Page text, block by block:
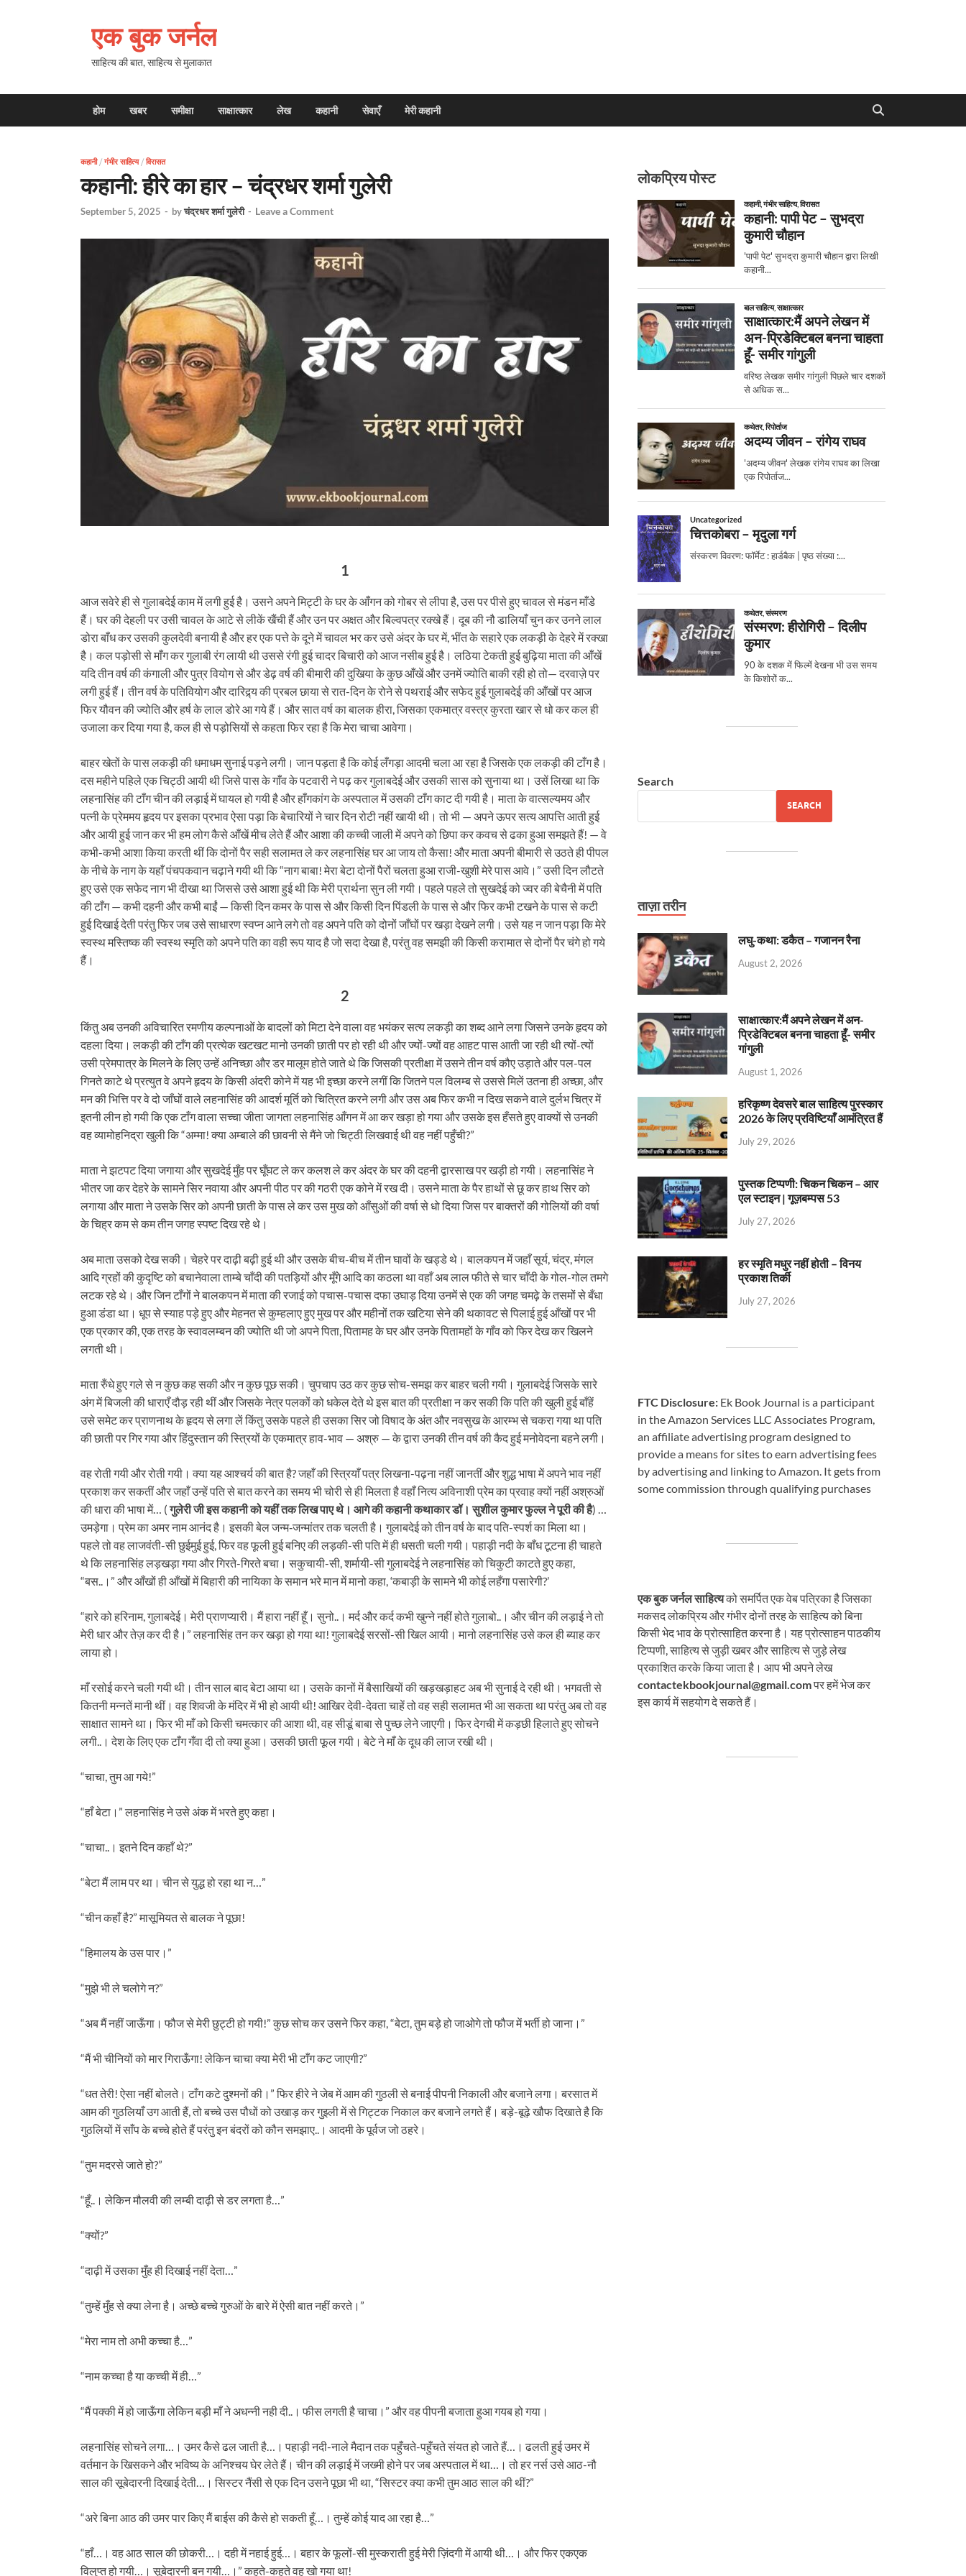
एक बुक जर्नल
साहित्य की बात, साहित्य से मुलाकात
होम खबर समीक्षा साक्षात्कार लेख कहानी सेवाएँ मेरी कहानी
कहानी/ गंभीर साहित्य/ विरासत
कहानी: हीरे का हार – चंद्रधर शर्मा गुलेरी
September 5, 2025 - byचंद्रधर शर्मा गुलेरी - Leave a Comment
1
आज सवेरे ही से गुलाबदेई काम में लगी हुई है। उसने अपने मिट्टी के घर के आँगन को गोबर से लीपा है, उस पर पीसे हुए चावल से मंडन माँडे
हैं। घर की देहली पर उसी चावल के आटे से लीकें खैंची हैं और उन पर अक्षत और बिल्‍वपत्र रक्‍खे हैं। दूब की नौ डालियाँ चुन कर उनने लाल
डोरा बाँध कर उसकी कुलदेवी बनायी है और हर एक पत्ते के दूने में चावल भर कर उसे अंदर के घर में, भींत के सहारे एक लकड़ी के देहरे में रक्‍खा
है। कल पड़ोसी से माँग कर गुलाबी रंग लायी थी उससे रंगी हुई चादर बिचारी को आज नसीब हुई है। लठिया टेकती हुई बुढ़ि‍या माता की आँखें
यदि तीन वर्ष की कंगाली और पुत्र वियोग से और डेढ़ वर्ष की बीमारी की दुखिया के कुछ आँखें और उनमें ज्‍योति बाकी रही हो तो— दरवाज़े पर
लगी हुई हैं। तीन वर्ष के पतिवियोग और दारिद्र्य की प्रबल छाया से रात-दिन के रोने से पथराई और सफेद हुई गुलाबदेई की आँखों पर आज
फिर यौवन की ज्‍योति और हर्ष के लाल डोरे आ गये हैं। और सात वर्ष का बालक हीरा, जिसका एकमात्र वस्‍त्र कुरता खार से धो कर कल ही
उजाला कर दिया गया है, कल ही से पड़ोसियों से कहता फिर रहा है कि मेरा चाचा आवेगा।
बाहर खेतों के पास लकड़ी की धमाधम सुनाई पड़ने लगी। जान पड़ता है कि कोई लँगड़ा आदमी चला आ रहा है जिसके एक लकड़ी की टाँग है।
दस महीने पहिले एक चिट्ठी आयी थी जिसे पास के गाँव के पटवारी ने पढ़ कर गुलाबदेई और उसकी सास को सुनाया था। उसें लिखा था कि
लहनासिंह की टाँग चीन की लड़ाई में घायल हो गयी है और हाँगकांग के अस्पताल में उसकी टाँग काट दी गयी है। माता के वात्‍सल्‍यमय और
पत्‍नी के प्रेममय हृदय पर इसका प्रभाव ऐसा पड़ा कि बेचारियों ने चार दिन रोटी नहीं खायी थी। तो भी — अपने ऊपर सत्‍य आपत्ति आती हुई
और आयी हुई जान कर भी हम लोग कैसे आँखें मीच लेते हैं और आशा की कच्‍ची जाली में अपने को छिपा कर कवच से ढका हुआ समझते हैं! — वे
कभी-कभी आशा किया करती थीं कि दोनों पैर सही सलामत ले कर लहनासिंह घर आ जाय तो कैसा! और माता अपनी बीमारी से उठते ही पीपल
के नीचे के नाग के यहाँ पंचपकवान चढ़ाने गयी थी कि “नाग बाबा! मेरा बेटा दोनों पैरों चलता हुआ राजी-खुशी मेरे पास आवे।” उसी दिन लौटते
हुए उसे एक सफेद नाग भी दीखा था जिससे उसे आशा हुई थी कि मेरी प्रार्थना सुन ली गयी। पहले पहले तो सुखदेई को ज्‍वर की बेचैनी में पति
की टाँग — कभी दहनी और कभी बाईं — किसी दिन कमर के पास से और किसी दिन पिंडली के पास से और फिर कभी टखने के पास से कटी
हुई दिखाई देती परंतु फिर जब उसे साधारण स्‍वप्‍न आने लगे तो वह अपने पति को दोनों जाँघों पर खड़ा देखने लगी। उसे यह न जान पड़ा कि मेरे
स्‍वस्‍थ मस्तिष्‍क की स्‍वस्‍थ स्‍मृति को अपने पति का वही रूप याद है जो सदा देखा है, परंतु वह समझी की किसी करामात से दोनों पैर चंगे हो गये
हैं।
2
किंतु अब उनकी अविचारित रमणीय कल्‍पनाओं के बादलों को मिटा देने वाला वह भयंकर सत्‍य लकड़ी का शब्‍द आने लगा जिसने उनके हृदय को
दहला दिया। लकड़ी की टाँग की प्रत्‍येक खटखट मानो उनकी छाती पर हो रही थी और ज्‍यों-ज्‍यों वह आहट पास आती जा रही थी त्‍यों-त्‍यों
उसी प्रेमपात्र के मिलने के लिए उन्‍हें अनिच्‍छा और डर मालूम होते जाते थे कि जिसकी प्रतीक्षा में उसने तीन वर्ष कौए उड़ाते और पल-पल
गिनते काटे थे प्रत्‍युत वे अपने हृदय के किसी अंदरी कोने में यह भी इच्‍छा करने लगीं कि जितने पल विलम्ब से उससे मिलें उतना ही अच्‍छा, और
मन की भित्ति पर वे दो जाँघों वाले लहनासिंह की आदर्श मूर्ति को चित्रित करने लगी और उस अब फिर कभी न दिख सकने वाले दुर्लभ चित्र में
इतनी लीन हो गयी कि एक टाँग वाला सच्‍चा जीता जागता लहनासिंह आँगन में आ कर खड़ा हो गया और उसके इस हँसते हुए वाक्‍यों से उनकी
वह व्‍यामोहनिद्रा खुली कि “अम्‍मा! क्‍या अम्बाले की छावनी से मैंने जो चिट्ठी लिखवाई थी वह नहीं पहुँची?”
माता ने झटपट दिया जगाया और सुखदेई मुँह पर घूँघट ले कर कलश ले कर अंदर के घर की दहनी द्वारसाख पर खड़ी हो गयी। लहनासिंह ने
भीतर जा कर देहरे के सामने सिर नवाया और अपनी पीठ पर की गठरी एक कोने में रख दी। उसने माता के पैर हाथों से छू कर हाथ सिर को
लगाया और माता ने उसके सिर को अपनी छाती के पास ले कर उस मुख को आँसुओं की वर्षा से धो दिया जिस पर बाक्‍तरों की गोलियों की वर्षा
के चिह्र कम से कम तीन जगह स्‍पष्‍ट दिख रहे थे।
अब माता उसको देख सकी। चेहरे पर दाढ़ी बढ़ी हुई थी और उसके बीच-बीच में तीन घावों के खड्डे थे। बालकपन में जहाँ सूर्य, चंद्र, मंगल
आदि ग्रहों की कुदृष्टि को बचानेवाला ताम्बे चाँदी की पतड़ि‍यों और मूँगे आदि का कठला था वहाँ अब लाल फीते से चार चाँदी के गोल-गोल तमगे
लटक रहे थे। और जिन टाँगों ने बालकपन में माता की रजाई को पचास-पचास दफा उघाड़ दिया उनमें से एक की जगह चमढ़े के तसमों से बँधा
हुआ डंडा था। धूप से स्‍याह पड़े हुए और मेहनत से कुम्‍हलाए हुए मुख पर और महीनों तक खटिया सेने की थकावट से पिलाई हुई आँखों पर भी
एक प्रकार की, एक तरह के स्‍वावलम्बन की ज्‍योति थी जो अपने पिता, पितामह के घर और उनके पितामहों के गाँव को फिर देख कर खिलने
लगती थी।
माता रुँधे हुए गले से न कुछ कह सकी और न कुछ पूछ सकी। चुपचाप उठ कर कुछ सोच-समझ कर बाहर चली गयी। गुलाबदेई जिसके सारे
अंग में बिजली की धाराएँ दौड़ रही थीं और जिसके नेत्र पलकों को धकेल देते थे इस बात की प्र‍तीक्षा न कर सकी कि पति की खुली हुई बाँहें
उसे समेट कर प्राणनाथ के हृदय से लगा लें किंतु उसके पहले ही उसका सिर जो विषाद के अंत और नवसुख के आरम्भ से चकरा गया था पति
की छाती पर गिर गया और हिंदुस्‍तान की स्त्रियों के एकमात्र हाव-भाव — अश्रु — के द्वारा उनकी तीन वर्ष की कैद हुई मनोवेदना बहने लगी।
वह रोती गयी और रोती गयी। क्‍या यह आश्‍चर्य की बात है? जहाँ की स्त्रियाँ पत्र लिखना-पढ़ना नहीं जानतीं और शुद्ध भाषा में अपने भाव नहीं
प्रकाश कर सकतीं और जहाँ उन्‍हें पति से बात करने का समय भी चोरी से ही मिलता है वहाँ नित्‍य अविनाशी प्रेम का प्रवाह क्‍यों न‍हीं अश्रुओं
की धारा की भाषा में… (गुलेरी जी इस कहानी को यहीं तक लिख पाए थे। आगे की कहानी कथाकार डॉ। सुशील कुमार फुल्ल ने पूरी की है) …
उमड़ेगा। प्रेम का अमर नाम आनंद है। इसकी बेल जन्‍म‑जन्‍मांतर तक चलती है। गुलाबदेई को तीन वर्ष के बाद पति-स्‍पर्श का मिला था।
पहले तो वह लाजवंती-सी छुईमुई हुई, फिर वह फूली हुई बनिए की लड़की-सी पति में ही धसती चली गयी। पहाड़ी नदी के बाँध टूटना ही चाहते
थे कि लहनासिंह लड़खड़ा गया और गिरते-गिरते बचा। सकुचायी-सी, शर्मायी-सी गुलाबदेई ने लहनासिंह को चिकुटी काटते हुए कहा,
“बस..।” और आँखों ही आँखों में बिहारी की नायिका के समान भरे मान में मानो कहा, ‘कबाड़ी के सामने भी कोई लहँगा पसारेगी?’
“हारे को हरिनाम, गुलाबदेई। मेरी प्राणप्‍यारी। मैं हारा नहीं हूँ। सुनो..। मर्द और कर्द कभी खुन्‍ने नहीं होते गुलाबो..। और चीन की लड़ाई ने तो
मेरी धार और तेज़ कर दी है।” लहनासिंह तन कर खड़ा हो गया था! गुलाबदेई सरसों-सी खिल आयी। मानो लहनासिंह उसे कल ही ब्‍याह कर
लाया हो।
माँ रसोई करने चली गयी थी। तीन साल बाद बेटा आया था। उसके कानों में बैसाखियों की खड़खड़ाहट अब भी सुनाई दे रही थी। भगवती से
कितनी मन्‍नतें मानी थीं। वह शिवजी के मंदिर में भी हो आयी थी! आखिर देवी-देवता चाहें तो वह सही सलामत भी आ सकता था परंतु अब तो वह
साक्षात सामने था। फिर भी माँ को किसी चमत्‍कार की आशा थी, वह सीडूं बाबा से पुच्‍छ लेने जाएगी। फिर देगची में कड़छी हिलाते हुए सोचने
लगी..। देश के लिए एक टाँग गँवा दी तो क्‍या हुआ। उसकी छाती फूल गयी। बेटे ने माँ के दूध की लाज रखी थी।
“चाचा, तुम आ गये!”
“हाँ बेटा।” लहनासिंह ने उसे अंक में भरते हुए कहा।
“चाचा..। इतने दिन कहाँ थे?”
“बेटा मैं लाम पर था। चीन से युद्ध हो रहा था न…”
“चीन कहाँ है?” मासूमियत से बालक ने पूछा!
“हिमालय के उस पार।”
“मुझे भी ले चलोगे न?”
“अब मैं नहीं जाऊँगा। फौज से मेरी छुट्टी हो गयी!” कुछ सोच कर उसने फिर कहा, “बेटा, तुम बड़े हो जाओगे तो फौज में भर्ती हो जाना।”
“मैं भी चीनियों को मार गिराऊँगा! लेकिन चाचा क्‍या मेरी भी टाँग कट जाएगी?”
“धत तेरी! ऐसा नहीं बोलते। टाँग कटे दुश्‍मनों की।” फिर हीरे ने जेब में आम की गुठली से बनाई पीपनी निकाली और बजाने लगा। बरसात में
आम की गुठलियाँ उग आती हैं, तो बच्‍चे उस पौधों को उखाड़ कर गुइली में से गिट्टक निकाल कर बजाने लगते हैं। बड़े-बूढ़े खौफ दिखाते है कि
गुठलियों में साँप के बच्‍चे होते हैं परंतु इन बंदरों को कौन समझाए..। आदमी के पूर्वज जो ठ‍हरे।
“तुम मदरसे जाते हो?”
“हूँ..। लेकिन मौलवी की लम्बी दाढ़ी से डर लगता है…”
“क्‍यों?”
“दाढ़ी में उसका मुँह ही दिखाई नहीं देता…”
“तुम्‍हें मुँह से क्‍या लेना है। अच्‍छे बच्‍चे गुरुओं के बारे में ऐसी बात न‍हीं करते।”
“मेरा नाम तो अभी कच्‍चा है…”
“नाम कच्‍चा है या कच्‍ची में ही…”
“मैं पक्‍की में हो जाऊँगा लेकिन बड़ी माँ ने अधन्‍नी नही दी..। फीस लगती है चाचा।” और वह पीपनी बजाता हुआ गयब हो गया।
लहनासिंह सोचने लगा…। उमर कैसे ढल जाती है…। पहाड़ी नदी-नाले मैदान तक पहुँचते-पहुँचते संयत हो जाते हैं…। ढलती हुई उमर में
वर्तमान के खिसकने और भविष्‍य के अनिश्‍चय घेर लेते हैं। चीन की लड़ाई में जख्मी होने पर जब अस्‍पताल में था…। तो हर नर्स उसे आठ-नौ
साल की सूबेदारनी दिखाई देती…। सिस्‍टर नैंसी से एक दिन उसने पूछा भी था, “सिस्‍टर क्‍या कभी तुम आठ साल की थीं?”
“अरे बिना आठ की उमर पार किए मैं बाईस की कैसे हो सकती हूँ…। तुम्‍हें कोई याद आ रहा है…”
“हाँ…। वह आठ साल की छोकरी…। दही में नहाई हुई…। बहार के फूलों-सी मुस्‍कराती हुई मेरी ज़िंदगी में आयी थी…। और फिर एकएक
विलुप्त हो गयी…। सूबेदारनी बन गयी…।” कहते-कहते वह खो गया था!
लोकप्रिय पोस्ट
Search
SEARCH
ताज़ा तरीन
लघु-कथा: डकैत – गजानन रैना
August 2, 2026
साक्षात्कार:मैं अपने लेखन में अन-
प्रिडेक्टिबल बनना चाहता हूँ- समीर
गांगुली
August 1, 2026
हरिकृष्ण देवसरे बाल साहित्य पुरस्कार
2026 के लिए प्रविष्टियाँ आमंत्रित हैं
July 29, 2026
पुस्तक टिप्पणी: चिकन चिकन – आर
एल स्टाइन | गूज़बम्पस 53
July 27, 2026
हर स्मृति मधुर नहीं होती – विनय
प्रकाश तिर्की
July 27, 2026
FTC Disclosure: Ek Book Journal is a participant
in the Amazon Services LLC Associates Program,
an affiliate advertising program designed to
provide a means for sites to earn advertising fees
by advertising and linking to Amazon. It gets from
some commission through qualifying purchases
एक बुक जर्नल साहित्यको समर्पित एक वेब पत्रिका है जिसका
मकसद लोकप्रिय और गंभीर दोनों तरह के साहित्य को बिना
किसी भेद भाव के प्रोत्साहित करना है। यह प्रोत्साहन पाठकीय
टिप्पणी, साहित्य से जुड़ी खबर और साहित्य से जुड़े लेख
प्रकाशित करके किया जाता है। आप भी अपने लेख
contactekbookjournal@gmail.comपर हमें भेज कर
इस कार्य में सहयोग दे सकते हैं।